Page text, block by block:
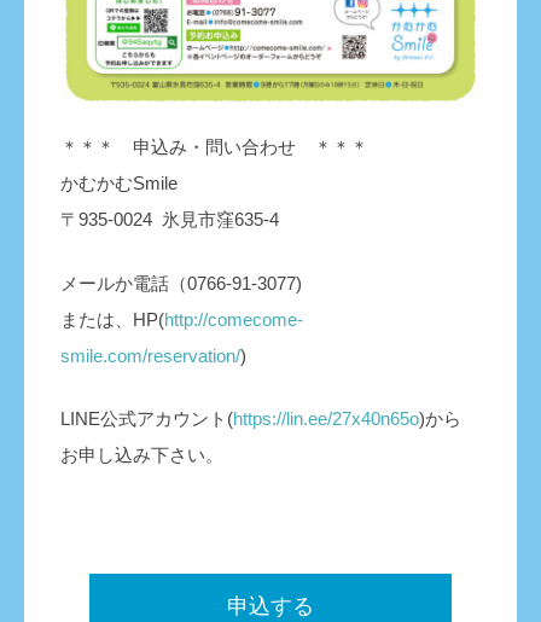
＊＊＊ 申込み・問い合わせ ＊＊＊
かむかむSmile
〒935-0024 氷見市窪635-4
メールか電話（0766-91-3077)
または、HP(http://comecome-
smile.com/reservation/)
LINE公式アカウント(https://lin.ee/27x40n65o)から
お申し込み下さい。
申込する